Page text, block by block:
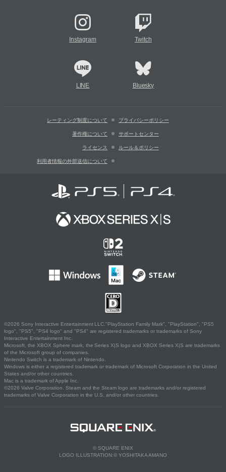
Instagram Twitch
LINE Bluesky
レーティング制度について プライバシーポリシー
著作権について サポートセンター
ライセンス ルール＆ポリシー
利用者情報の外部送信について
©2026 Sony Interactive Entertainment LLC."PlayStation Family Mark", "PlayStation", "PS5
logo", "PS5", "PS4 logo" and "PS4" are registered trademarks or trademarks of Sony
Interactive Entertainment Inc.
Microsoft, the XBOX Sphere mark, the Series X|S logo and XBOX Series X|S are trademarks
of the Microsoft group of companies.
Nintendo Switch is a trademark of Nintendo.
Windows is either a registered trademark or trademark of Microsoft Corporation in the United
States and/or other countries.
Mac is a trademark of Apple Inc.
©2026 Valve Corporation. Steam and the Steam logo are trademarks and/or registered
trademarks of Valve Corporation in the U.S. and/or other countries.
© SQUARE ENIX
LOGO ILLUSTRATION:© YOSHITAKA AMANO